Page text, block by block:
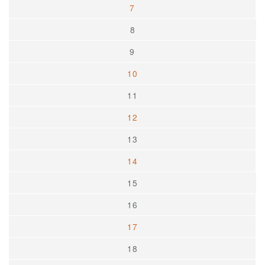
7
8
9
10
11
12
13
14
15
16
17
18